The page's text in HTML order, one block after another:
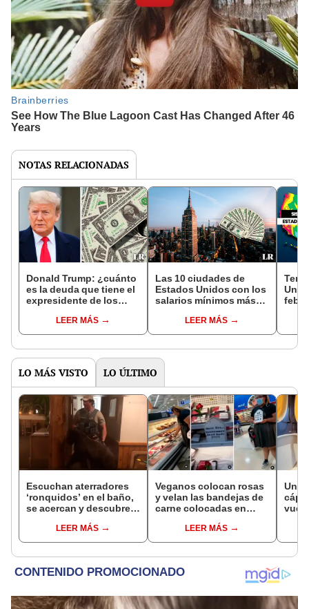
NOTAS RELACIONADAS
Donald Trump: ¿cuánto
es la deuda que tiene el
expresidente de los
LEER MÁS
Las 10 ciudades de
Estados Unidos con los
salarios mínimos más
LEER MÁS
LO MÁS VISTO LO ÚLTIMO
Escuchan aterradores
‘ronquidos’ en el baño,
se acercan y descubren
durmiendo [VIDEO]
LEER MÁS
Veganos colocan rosas
y velan las bandejas de
carne colocadas en
supermercado
LEER MÁS
Una